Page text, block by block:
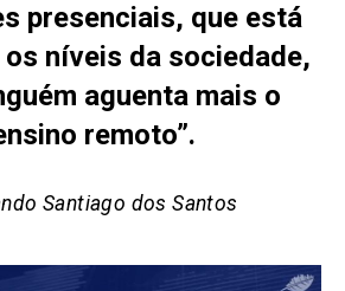
presenciais, que está
níveis da sociedade,
aguenta mais o
remoto”.
Santiago dos Santos